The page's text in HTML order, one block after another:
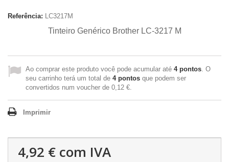
Referência: LC3217M
Tinteiro Genérico Brother LC-3217 M
Ao comprar este produto você pode acumular até 4pontos. O
seu carrinho terá um total de 4pontos que podem ser
convertidos num voucher de 0,12 €.
Imprimir
4,92 € com IVA